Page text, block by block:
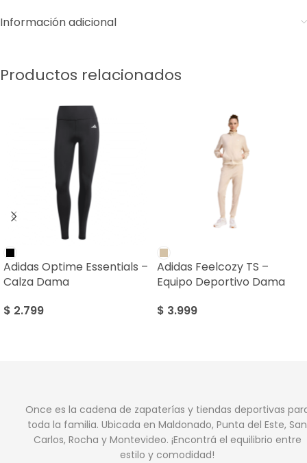
Información adicional
Productos relacionados
Adidas Optime Essentials –
Calza Dama
$ 2.799
Adidas Feelcozy TS –
Equipo Deportivo Dama
$ 3.999
Once es la cadena de zapaterías y tiendas deportivas
toda la familia. Ubicada en Maldonado, Punta del Este, San
Carlos, Rocha y Montevideo. ¡Encontrá el equilibrio entre
estilo y comodidad!